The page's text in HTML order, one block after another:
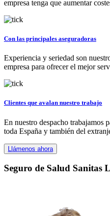
empresa tenga que aumentar
Con las principales aseguradoras
Experiencia y seriedad son
empresa para ofrecer el mejor
Clientes que avalan nuestro trabajo
En nuestro despacho trabajamos
toda España y también del
Llámenos ahora
Seguro de Salud Sanitas